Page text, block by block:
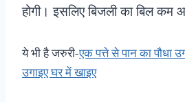
होगी। इसलिए बिजली का बिल कम
ये भी है जरुरी-एक पत्ते से पान का पौधा
उगाइए घर में खाइए